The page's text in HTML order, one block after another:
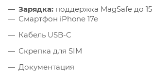
Зарядка: поддержка MagSafe до
Смартфон iPhone 17e
Кабель USB-C
Скрепка для SIM
Документация